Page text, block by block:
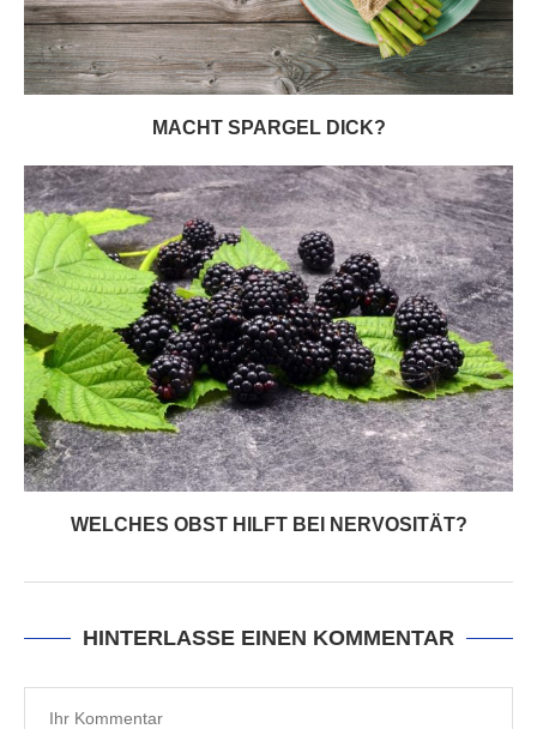
MACHT SPARGEL DICK?
WELCHES OBST HILFT BEI NERVOSITÄT?
HINTERLASSE EINEN KOMMENTAR